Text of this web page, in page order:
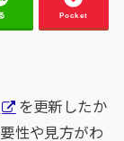
Pocket
を更新したか
性や見方がわ